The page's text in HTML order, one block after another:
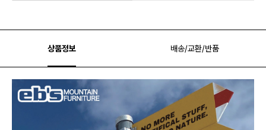
상품정보 배송/교환/반품